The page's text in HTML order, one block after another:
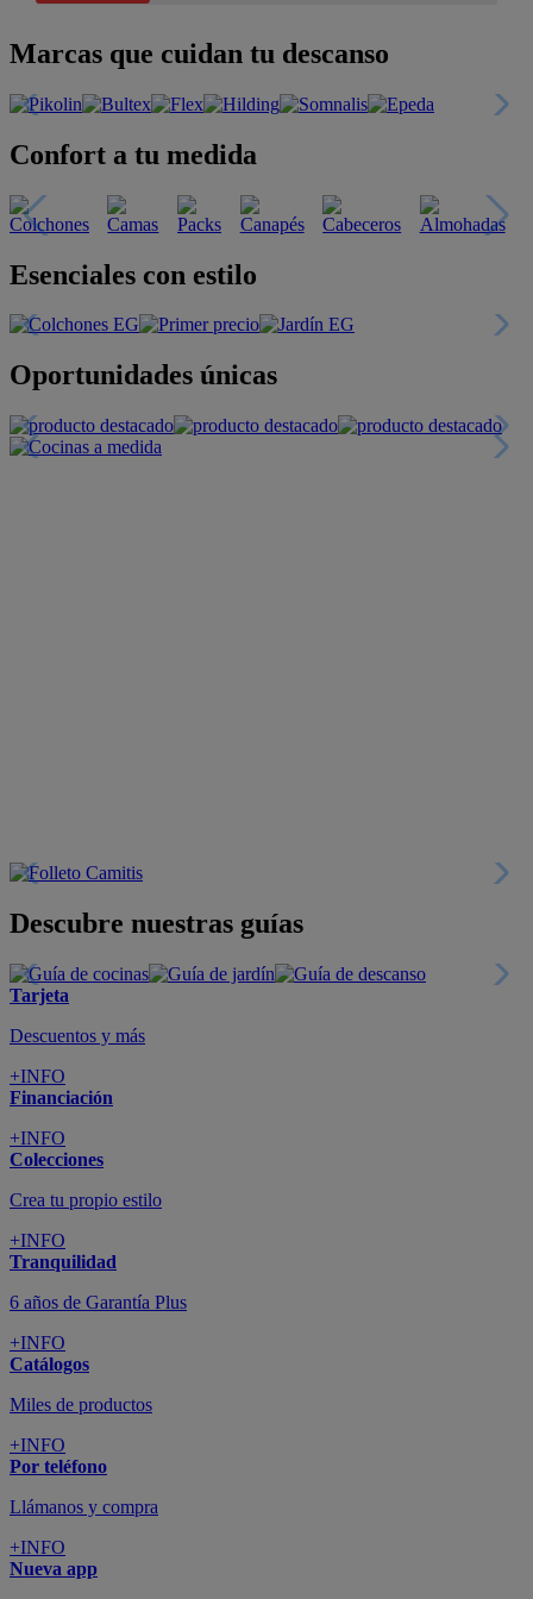
Marcas que cuidan tu descanso
Confort a tu medida
Esenciales con estilo
Oportunidades únicas
Descubre nuestras guías
Tarjeta
Descuentos y más
+INFO
Financiación
+INFO
Colecciones
Crea tu propio estilo
+INFO
Tranquilidad
6 años de Garantía Plus
+INFO
Catálogos
Miles de productos
+INFO
Por teléfono
Llámanos y compra
+INFO
Nueva app